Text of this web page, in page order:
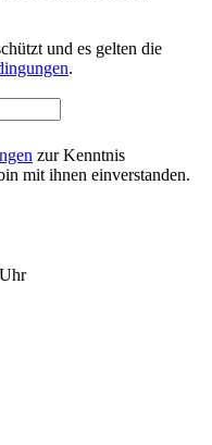
und es gelten die
.
zur Kenntnis
mit ihnen einverstanden.